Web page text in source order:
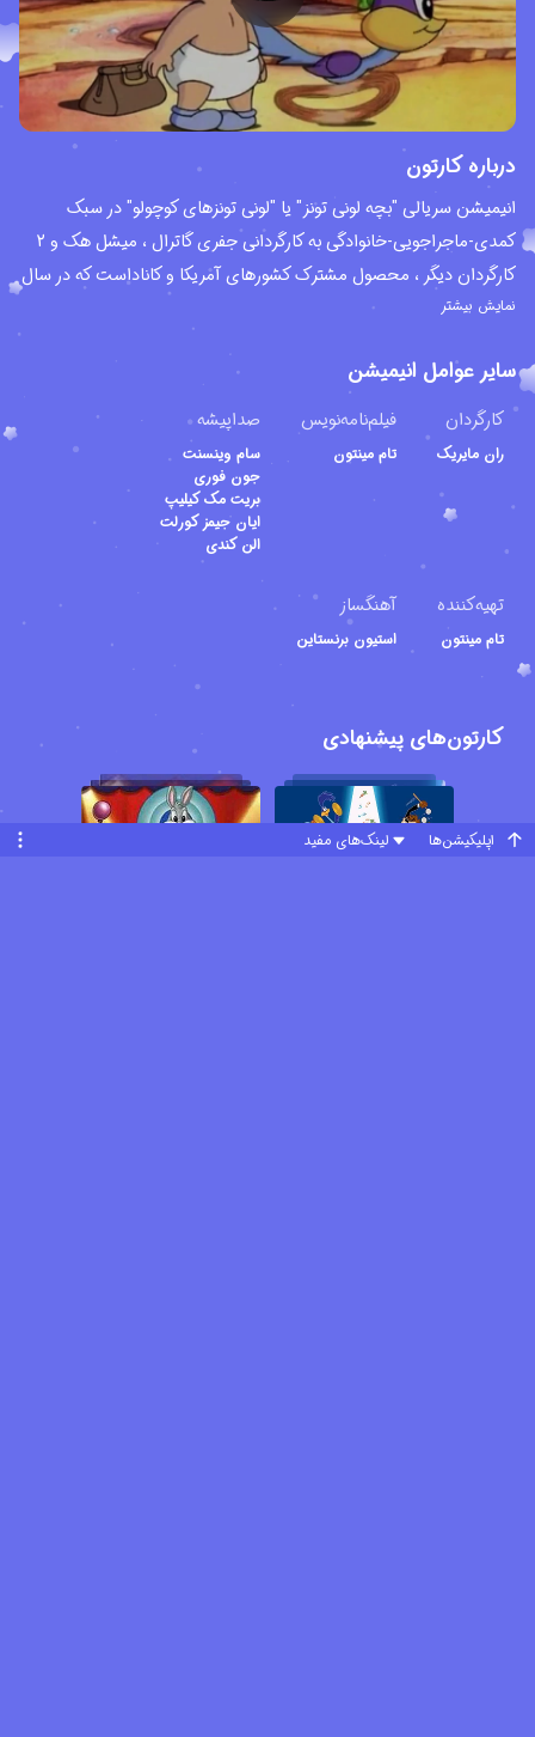
درباره کارتون
انیمیشن سریالی "بچه لونی تونز" یا "لونی تونزهای کوچولو" در سبک
کمدی-ماجراجویی-خانوادگی به کارگردانی جفری گاترال ، میشل هک و 2
کارگردان دیگر ، محصول مشترک کشورهای آمریکا و کاناداست که در سال
ساخته شده ودوران کودکی آنها را به تصویر می کشد. این انیمیشن توسط
استودیو انیمیشن سازی کمپانی برادران وارنر - وارنر بروس Warner Bros.
Animation و استودیو انیمیشن های تلویزیونی این کمپانی Warner
Bros. Television Animation تولید و توسط شبکه کارتونیتو
و شبکه کارتون Cartoon Network در کشور آمریکا منتشر و پخش شد.
بهترین برنامه انیمیشن تولید شده برای کودکان و جایزه بهترین کارگردانی
Emmy Awards شده است. در خلاصه داستان این انیمیشن کمدی
خانوادگی آمده است ؛ لونی تونزهای کوچولو در دوران کودکی خود در خانه
مادربزرگ زندگی می کنند و به این زن میانسال مهربان و خوش قلب علاقه
بسیار زیادی دارند. "باگزبانی" بزرگ ترین عضو لونی تونزها ، یک خرگوش
باهوش و بازیگوش است که گاهی اوقات بدجنس می شود و دوستان
کوچولوی خود را اذیت می کند ، "توییتی" قناری زرد رنگ ، زیرک و باهوش
نمایش بیشتر
سایر عوامل انیمیشن
کارگردان
ران مایریک
فیلم‌نامه‌نویس
تام مینتون
صداپیشه
سام وینسنت
جون فوری
بریت مک کیلیپ
ایان جیمز کورلت
الن کندی
تهیه‌کننده
تام مینتون
آهنگساز
استیون برنستاین
کارتون‌های پیشنهادی
اپلیکیشن‌ها لینک‌های مفید